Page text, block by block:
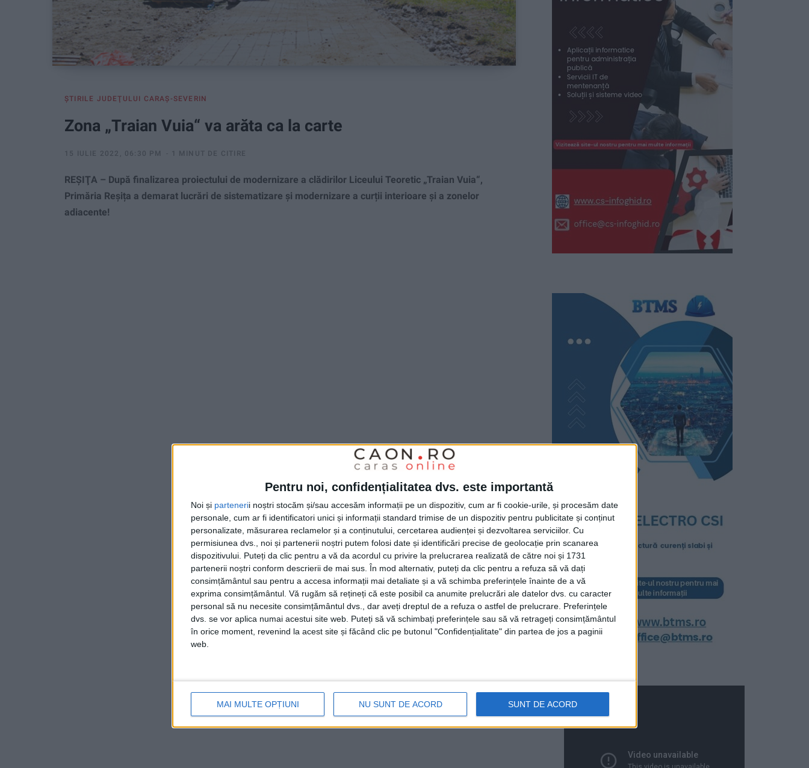
Pentru noi, confidențialitatea dvs. este importantă
Noi și partenerii noștri stocăm și/sau accesăm informații pe un dispozitiv, cum ar fi cookie-urile, și procesăm date
personale, cum ar fi identificatori unici și informații standard trimise de un dispozitiv pentru publicitate și conținut
personalizate, măsurarea reclamelor și a conținutului, cercetarea audienței și dezvoltarea serviciilor. Cu
permisiunea dvs., noi și partenerii noștri putem folosi date și identificări precise de geolocație prin scanarea
dispozitivului. Puteți da clic pentru a vă da acordul cu privire la prelucrarea realizată de către noi și 1731
partenerii noștri conform descrierii de mai sus. În mod alternativ, puteți da clic pentru a refuza să vă dați
consimțământul sau pentru a accesa informații mai detaliate și a vă schimba preferințele înainte de a vă
exprima consimțământul. Vă rugăm să rețineți că este posibil ca anumite prelucrări ale datelor dvs. cu caracter
personal să nu necesite consimțământul dvs., dar aveți dreptul de a refuza o astfel de prelucrare. Preferințele
dvs. se vor aplica numai acestui site web. Puteți să vă schimbați preferințele sau să vă retrageți consimțământul
în orice moment, revenind la acest site și făcând clic pe butonul "Confidențialitate" din partea de jos a paginii
web.
MAI MULTE OPȚIUNI NU SUNT DE ACORD SUNT DE ACORD
ŞTIRILE JUDEŢULUI CARAŞ-SEVERIN
Zona „Traian Vuia“ va arăta ca la carte
15 IULIE 2022, 06:30 PM 1 MINUT DE CITIRE
REŞIŢA – După finalizarea proiectului de modernizare a clădirilor Liceului Teoretic „Traian Vuia“,
Primăria Reșița a demarat lucrări de sistematizare și modernizare a curții interioare și a zonelor
adiacente!